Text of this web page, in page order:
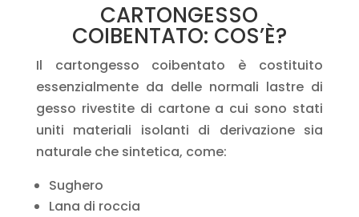
CARTONGESSO
COIBENTATO: COS’È?
Il cartongesso coibentato è costituito
essenzialmente da delle normali lastre di
gesso rivestite di cartone a cui sono stati
uniti materiali isolanti di derivazione sia
naturale che sintetica, come:
Sughero
Lana di roccia